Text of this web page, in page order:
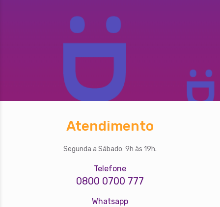
Atendimento
Segunda a Sábado: 9h às 19h.
Telefone
0800 0700 777
Whatsapp